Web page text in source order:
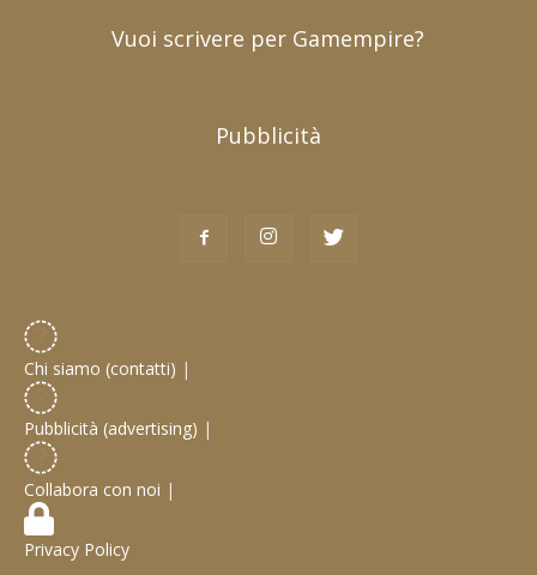
Vuoi scrivere per Gamempire?
Pubblicità
Chi siamo (contatti) |
Pubblicità (advertising) |
Collabora con noi |
Privacy Policy